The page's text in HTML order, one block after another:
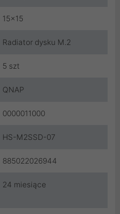
15x15
Radiator dysku M.2
5 szt
QNAP
0000011000
HS-M2SSD-07
885022026944
24 miesiące